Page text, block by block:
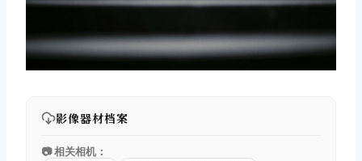
影像器材档案
📷 相关相机：